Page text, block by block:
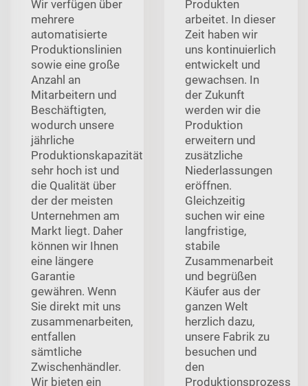
Wir verfügen über
mehrere
automatisierte
Produktionslinien
sowie eine große
Anzahl an
Mitarbeitern und
Beschäftigten,
wodurch unsere
jährliche
Produktionskapazität
sehr hoch ist und
die Qualität über
der der meisten
Unternehmen am
Markt liegt. Daher
können wir Ihnen
eine längere
Garantie
gewähren. Wenn
Sie direkt mit uns
zusammenarbeiten,
entfallen
sämtliche
Zwischenhändler.
Wir bieten ein
Produkten
arbeitet. In dieser
Zeit haben wir
uns kontinuierlich
entwickelt und
gewachsen. In
der Zukunft
werden wir die
Produktion
erweitern und
zusätzliche
Niederlassungen
eröffnen.
Gleichzeitig
suchen wir eine
langfristige,
stabile
Zusammenarbeit
und begrüßen
Käufer aus der
ganzen Welt
herzlich dazu,
unsere Fabrik zu
besuchen und
den
Produktionsprozess